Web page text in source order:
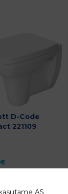
AS
D-Code
221109
€